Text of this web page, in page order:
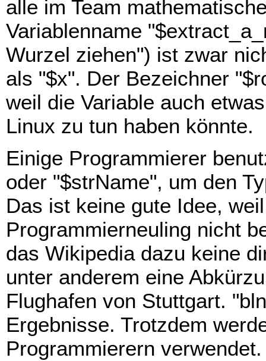
alle im Team
Variablenname
Wurzel ziehen") ist zwar
als "$x". Der Bezeichner
weil die Variable auch
Linux zu tun haben könnte.
Einige Programmierer
oder "$strName", um den
Das ist keine gute Idee,
Programmierneuling nicht
das Wikipedia dazu keine
unter anderem eine
Flughafen von Stuttgart.
Ergebnisse. Trotzdem
Programmierern verwendet.